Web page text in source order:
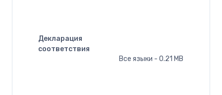
Декларация
соответствия
Все языки - 0.21 MB